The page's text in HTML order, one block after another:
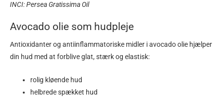
INCI: Persea Gratissima Oil
Avocado olie som hudpleje
Antioxidanter og antiinflammatoriske midler i avocado olie hjælper
din hud med at forblive glat, stærk og elastisk:
rolig kløende hud
helbrede spækket hud